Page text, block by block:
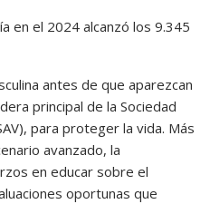
en el 2024 alcanzó los 9.345
antes de que aparezcan
principal de la Sociedad
para proteger la vida. Más
avanzado, la
en educar sobre el
oportunas que